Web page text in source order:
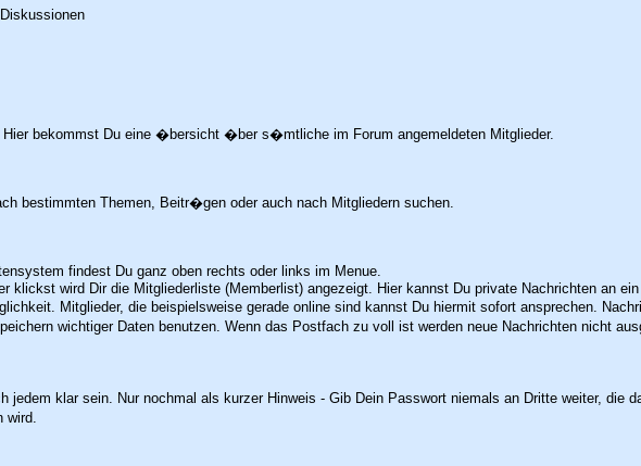
bekommst Du eine �bersicht �ber s�mtliche im Forum angemeldeten Mitglieder.
bestimmten Themen, Beitr�gen oder auch nach Mitgliedern suchen.
findest Du ganz oben rechts oder links im Menue.
klickst wird Dir die Mitgliederliste (Memberlist) angezeigt. Hier kannst Du private Nachrichten an
Mitglieder, die beispielsweise gerade online sind kannst Du hiermit sofort ansprechen.
wichtiger Daten benutzen. Wenn das Postfach zu voll ist werden neue Nachrichten nicht
jedem klar sein. Nur nochmal als kurzer Hinweis - Gib Dein Passwort niemals an Dritte weiter, die
wird.